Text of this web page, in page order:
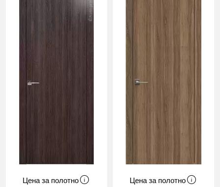
Цена за полотно Цена за полотно